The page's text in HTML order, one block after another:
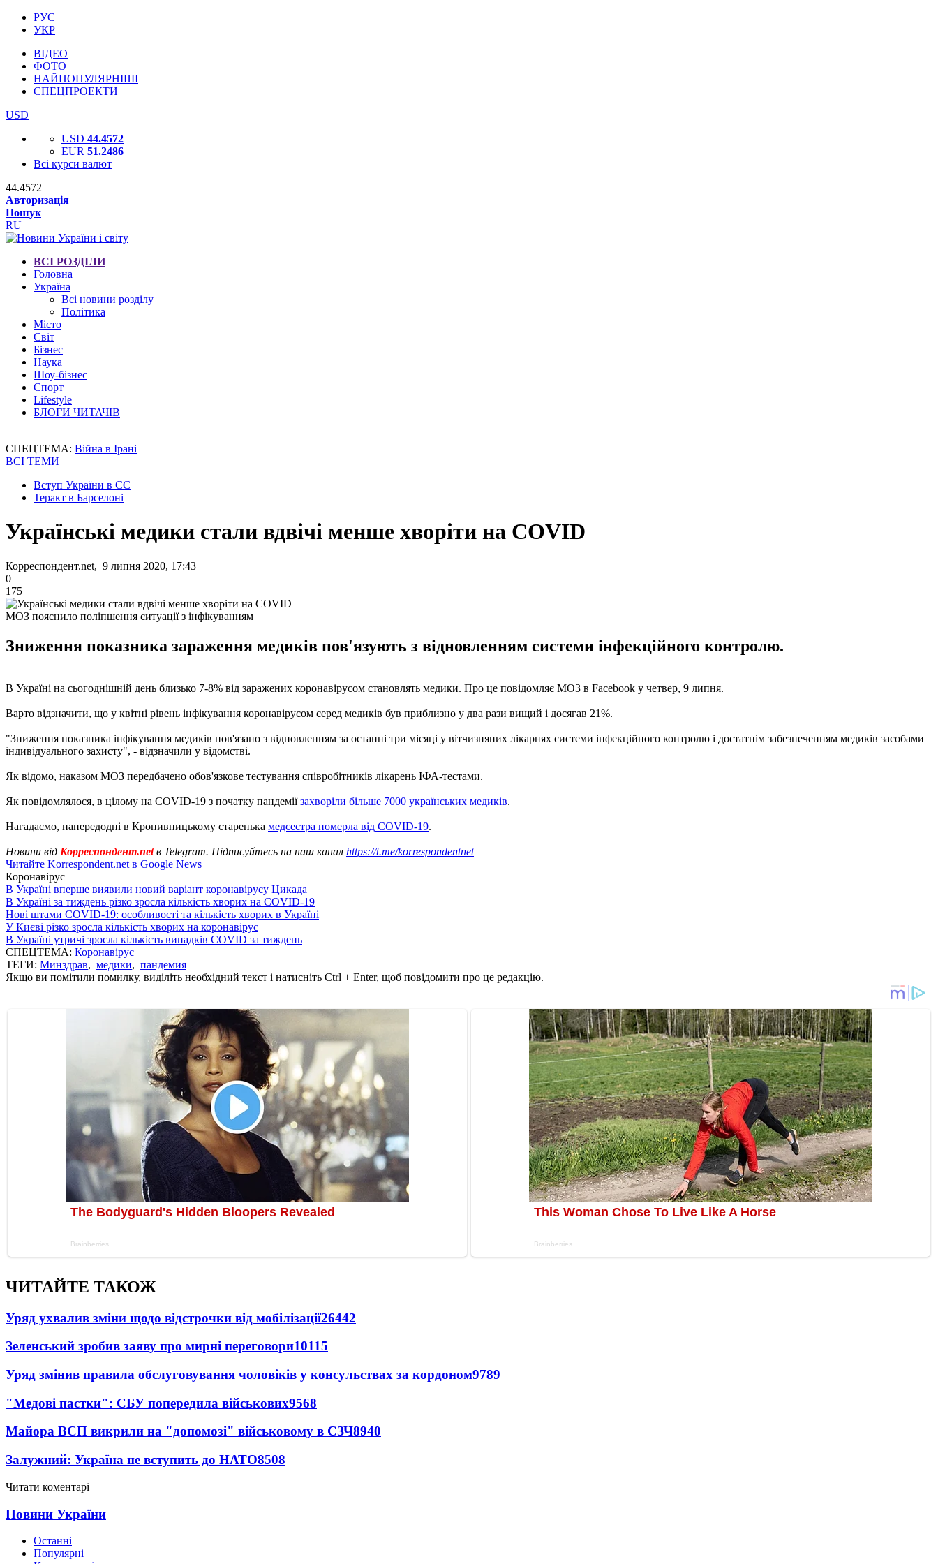
РУС
УКР
ВІДЕО
ФОТО
НАЙПОПУЛЯРНІШІ
СПЕЦПРОЕКТИ
USD
USD 44.4572
EUR 51.2486
Всі курси валют
44.4572
Авторизація
Пошук
RU
ВСІ РОЗДІЛИ
Головна
Україна
Всі новини розділу
Політика
Місто
Світ
Бізнес
Наука
Шоу-бізнес
Спорт
Lifestyle
БЛОГИ ЧИТАЧІВ
СПЕЦТЕМА: Війна в Ірані
ВСІ ТЕМИ
Вступ України в ЄС
Теракт в Барселоні
Українські медики стали вдвічі менше хворіти на COVID
Корреспондент.net, 9 липня 2020, 17:43
0
175
МОЗ пояснило поліпшення ситуації з інфікуванням
Зниження показника зараження медиків пов'язують з відновленням системи інфекційного контролю.
В Україні на сьогоднішній день близько 7-8% від заражених коронавірусом становлять медики. Про це повідомляє МОЗ в Facebook у четвер, 9 липня.
Варто відзначити, що у квітні рівень інфікування коронавірусом серед медиків був приблизно у два рази вищий і досягав 21%.
"Зниження показника інфікування медиків пов'язано з відновленням за останні три місяці у вітчизняних лікарнях системи інфекційного контролю і достатнім забезпеченням медиків засобами
індивідуального захисту", - відзначили у відомстві.
Як відомо, наказом МОЗ передбачено обов'язкове тестування співробітників лікарень ІФА-тестами.
Як повідомлялося, в цілому на COVID-19 з початку пандеміїзахворіли більше 7000 українських медиків.
Нагадаємо, напередодні в Кропивницькому старенька медсестра померла від COVID-19.
Новини від Корреспондент.netв Telegram. Підписуйтесь на наш канал https://t.me/korrespondentnet
Читайте Korrespondent.net в Google News
Коронавірус
В Україні вперше виявили новий варіант коронавірусу Цикада
В Україні за тиждень різко зросла кількість хворих на COVID-19
Нові штами COVID-19: особливості та кількість хворих в Україні
У Києві різко зросла кількість хворих на коронавірус
В Україні утричі зросла кількість випадків COVID за тиждень
СПЕЦТЕМА: Коронавірус
ТЕГИ: Минздрав, медики, пандемия
Якщо ви помітили помилку, виділіть необхідний текст і натисніть Ctrl + Enter, щоб повідомити про це редакцію.
ЧИТАЙТЕ ТАКОЖ
Уряд ухвалив зміни щодо відстрочки від мобілізації26442
Зеленський зробив заяву про мирні переговори10115
Уряд змінив правила обслуговування чоловіків у консульствах за кордоном9789
"Медові пастки": СБУ попередила військових9568
Майора ВСП викрили на "допомозі" військовому в СЗЧ8940
Залужний: Україна не вступить до НАТО8508
Читати коментарі
Новини України
Останні
Популярні